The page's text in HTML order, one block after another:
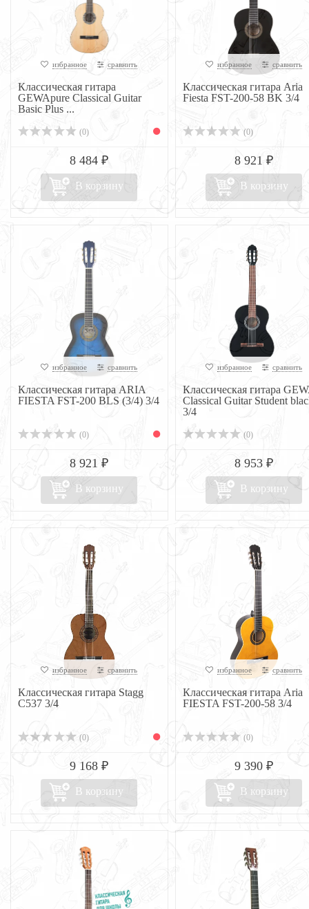
избранное сравнить
Классическая гитара
GEWApure Classical Guitar
Basic Plus ...
(0)
8 484 ₽
В корзину
избранное сравнить
Классическая гитара Aria
Fiesta FST-200-58 BK 3/4
(0)
8 921 ₽
В корзину
избранное сравнить
Классическая гитара ARIA
FIESTA FST-200 BLS (3/4) 3/4
(0)
8 921 ₽
В корзину
избранное сравнить
Классическая гитара
Classical Guitar Student
3/4
(0)
8 953 ₽
В корзину
избранное сравнить
Классическая гитара Stagg
C537 3/4
(0)
9 168 ₽
В корзину
избранное сравнить
Классическая гитара Aria
FIESTA FST-200-58 3/4
(0)
9 390 ₽
В корзину